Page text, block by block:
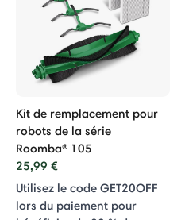
Kit de remplacement pour
robots de la série
Roomba® 105
25,99 €
Utilisez le code GET20OFF
lors du paiement pour